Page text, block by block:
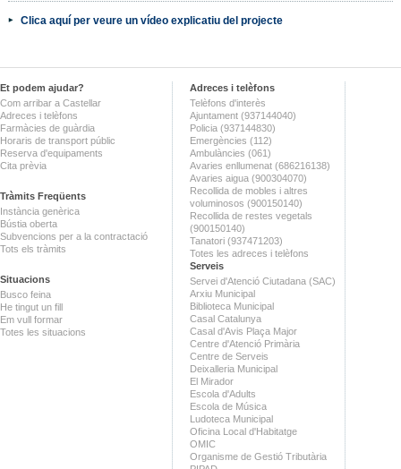
Clica aquí per veure un vídeo explicatiu del projecte
Et podem ajudar?
Com arribar a Castellar
Adreces i telèfons
Farmàcies de guàrdia
Horaris de transport públic
Reserva d'equipaments
Cita prèvia
Tràmits Freqüents
Instància genèrica
Bústia oberta
Subvencions per a la contractació
Tots els tràmits
Situacions
Busco feina
He tingut un fill
Em vull formar
Totes les situacions
Adreces i telèfons
Telèfons d'interès
Ajuntament (937144040)
Policia (937144830)
Emergències (112)
Ambulàncies (061)
Avaries enllumenat (686216138)
Avaries aigua (900304070)
Recollida de mobles i altres
voluminosos (900150140)
Recollida de restes vegetals
(900150140)
Tanatori (937471203)
Totes les adreces i telèfons
Serveis
Servei d'Atenció Ciutadana (SAC)
Arxiu Municipal
Biblioteca Municipal
Casal Catalunya
Casal d'Avis Plaça Major
Centre d'Atenció Primària
Centre de Serveis
Deixalleria Municipal
El Mirador
Escola d'Adults
Escola de Música
Ludoteca Municipal
Oficina Local d'Habitatge
OMIC
Organisme de Gestió Tributària